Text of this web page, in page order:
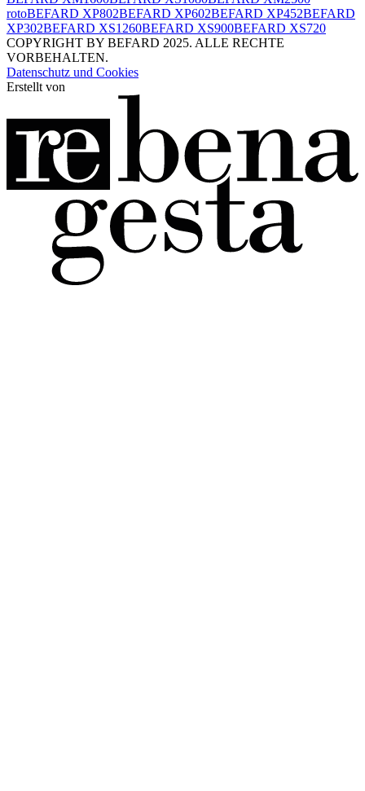
rotoBEFARD XP802BEFARD XP602BEFARD XP452BEFARD
XP302BEFARD XS1260BEFARD XS900BEFARD XS720
COPYRIGHT BY BEFARD 2025. ALLE RECHTE
VORBEHALTEN.
Datenschutz und Cookies
Erstellt von